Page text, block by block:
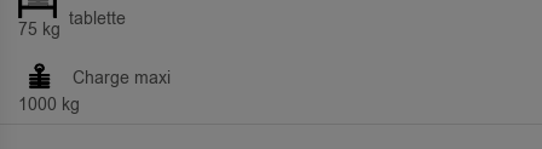
75 kg
tablette
1000 kg
Charge maxi